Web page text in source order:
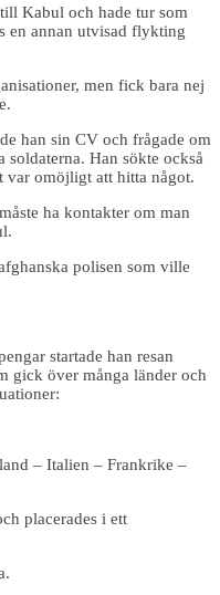
Kabul och hade tur som
en annan utvisad flykting
men fick bara nej
han sin CV och frågade om
soldaterna. Han sökte också
var omöjligt att hitta något.
ha kontakter om man
polisen som ville
startade han resan
gick över många länder och
– Italien – Frankrike –
placerades i ett